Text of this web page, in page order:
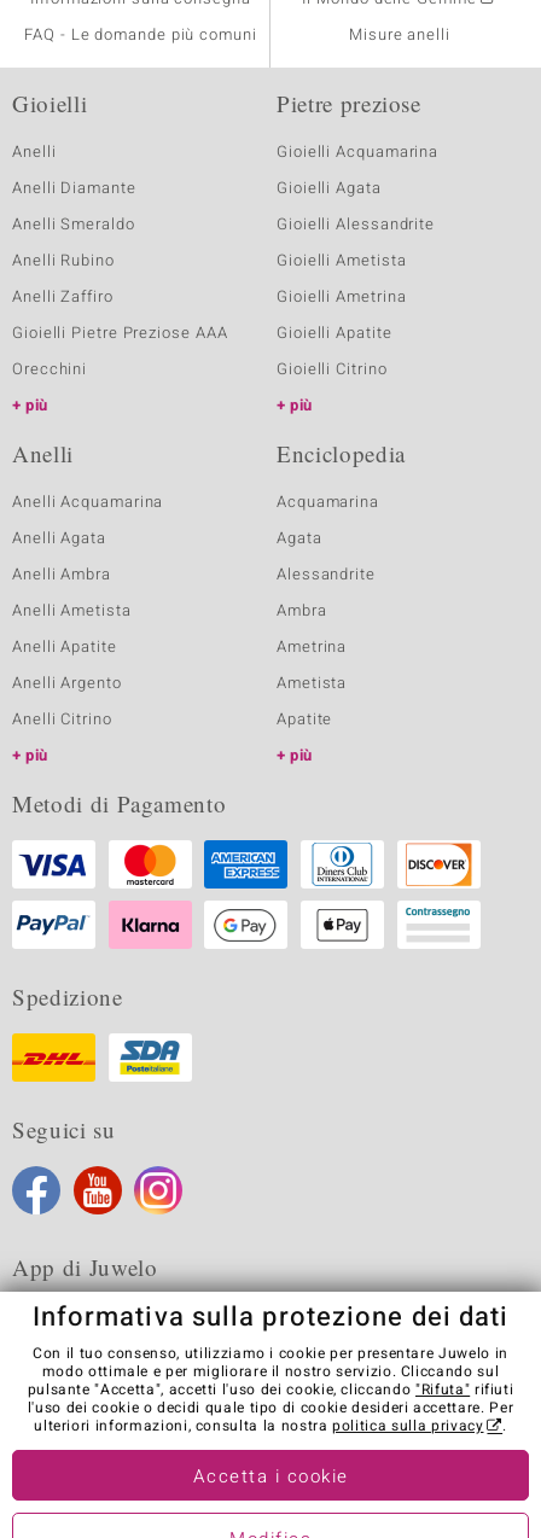
FAQ - Le domande più comuni
Misure anelli
Gioielli
Anelli
Anelli Diamante
Anelli Smeraldo
Anelli Rubino
Anelli Zaffiro
Gioielli Pietre Preziose AAA
Orecchini
più
Pietre preziose
Gioielli Acquamarina
Gioielli Agata
Gioielli Alessandrite
Gioielli Ametista
Gioielli Ametrina
Gioielli Apatite
Gioielli Citrino
più
Anelli
Anelli Acquamarina
Anelli Agata
Anelli Ambra
Anelli Ametista
Anelli Apatite
Anelli Argento
Anelli Citrino
più
Enciclopedia
Acquamarina
Agata
Alessandrite
Ambra
Ametrina
Ametista
Apatite
più
Metodi di Pagamento
Spedizione
Seguici su
App di Juwelo
Condizioni generali di vendita Informativa Privacy
Cookies
Note legali
Contatti
Recedere dal contratto
Visit our stores in other countries:
Informativa sulla protezione dei dati
Con il tuo consenso, utilizziamo i cookie per presentare Juwelo in
modo ottimale e per migliorare il nostro servizio. Cliccando sul
pulsante "Accetta", accetti l'uso dei cookie, cliccando "Rifuta" rifiuti
l'uso dei cookie o decidi quale tipo di cookie desideri accettare. Per
ulteriori informazioni, consulta la nostrapolitica sulla privacy .
Accetta i cookie